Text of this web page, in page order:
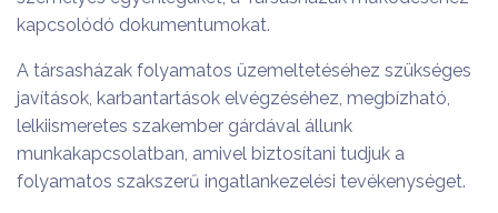
kapcsolódó dokumentumokat.
A társasházak folyamatos üzemeltetéséhez szükséges
javítások, karbantartások elvégzéséhez, megbízható,
lelkiismeretes szakember gárdával állunk
munkakapcsolatban, amivel biztosítani tudjuk a
folyamatos szakszerű ingatlankezelési tevékenységet.